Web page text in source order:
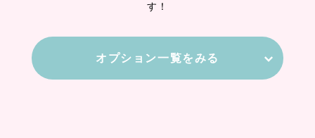
す！
オプション一覧をみる